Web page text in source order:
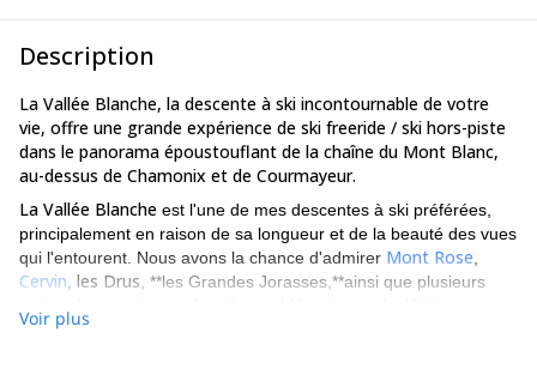
Description
La Vallée Blanche, la descente à ski incontournable de votre
vie, offre une grande expérience de ski freeride / ski hors-piste
dans le panorama époustouflant de la chaîne du Mont Blanc,
au-dessus de Chamonix et de Courmayeur.
La Vallée Blanche est l'une de mes descentes à ski préférées,
principalement en raison de sa longueur et de la beauté des vues
qui l'entourent. Nous avons la chance d'admirer Mont Rose
Cervin les Drus , **les Grandes Jorasses,**ainsi que plusieurs
Voir plus